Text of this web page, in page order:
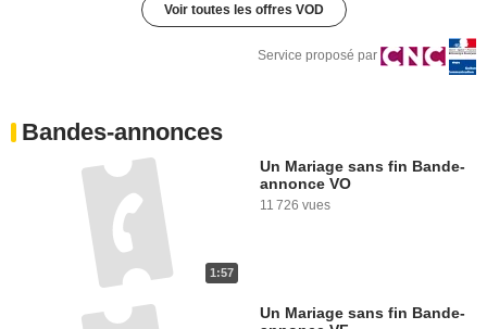
Voir toutes les offres VOD
Service proposé par
Bandes-annonces
1:57
Un Mariage sans fin Bande-
annonce VO
11 726 vues
Un Mariage sans fin Bande-